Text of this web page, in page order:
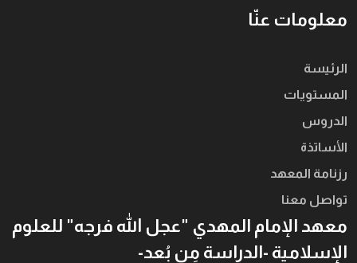
معلومات عنّا
الرئيسة
المستويات
الدروس
الأساتذة
رزنامة المعهد
تواصل معنا
معهد الإمام المهدي "عجل الله فرجه" للعلوم
الإسلامية -الدراسة مِن بُعد-